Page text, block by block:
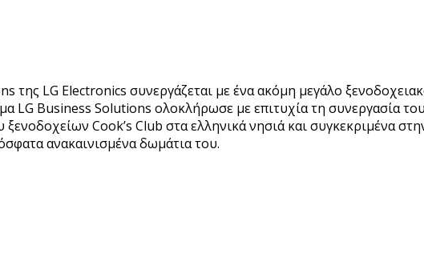
της LG Electronics συνεργάζεται με ένα ακόμη μεγάλο
LG Business Solutions ολοκλήρωσε με επιτυχία τη συνεργασία
Cook’s Club στα ελληνικά νησιά και συγκεκριμένα
ανακαινισμένα δωμάτια του.